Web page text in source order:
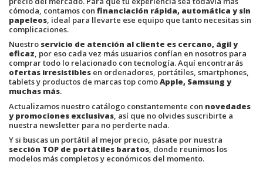
cómoda, contamos con financiación rápida, automática y sin
papeleos, ideal para llevarte ese equipo que tanto necesitas sin
complicaciones.
Nuestro servicio de atención al cliente es cercano, ágil y
eficaz, por eso cada vez más usuarios confían en nosotros para
comprar todo lo relacionado con tecnología. Aquí encontrarás
ofertas irresistibles en ordenadores, portátiles, smartphones,
tablets y productos de marcas top comoApple, Samsung y
muchas más.
Actualizamos nuestro catálogo constantemente con novedades
y promociones exclusivas, así que no olvides suscribirte a
nuestra newsletter para no perderte nada.
Y si buscas un portátil al mejor precio, pásate por nuestra
sección TOP de portátiles baratos, donde reunimos los
modelos más completos y económicos del momento.